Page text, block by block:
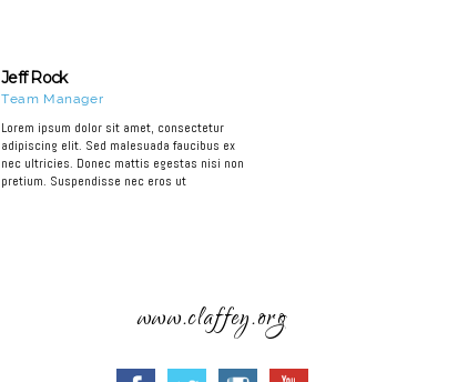
Jeff Rock
Team Manager
Lorem ipsum dolor sit amet, consectetur
adipiscing elit. Sed malesuada faucibus ex
nec ultricies. Donec mattis egestas nisi non
pretium. Suspendisse nec eros ut
www.claffey.org